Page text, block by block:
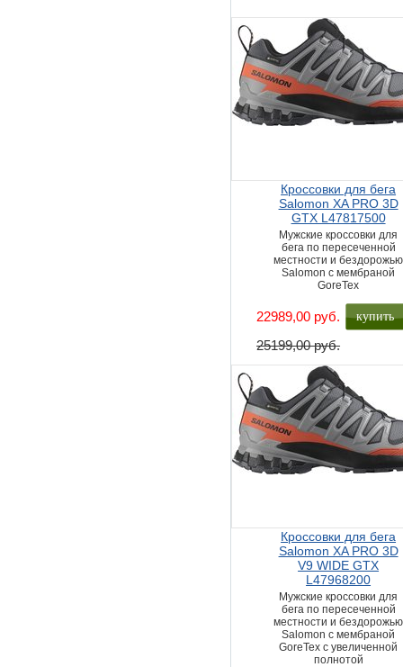
Кроссовки для бега
Salomon XA PRO 3D
GTX L47817500
Мужские кроссовки для
бега по пересеченной
местности и бездорожью
Salomon с мембраной
GoreTex
22989,00 руб.
25199,00 руб.
купить
Кроссовки для бега
Salomon XA PRO 3D
V9 WIDE GTX
L47968200
Мужские кроссовки для
бега по пересеченной
местности и бездорожью
Salomon с мембраной
GoreTex с увеличенной
полнотой